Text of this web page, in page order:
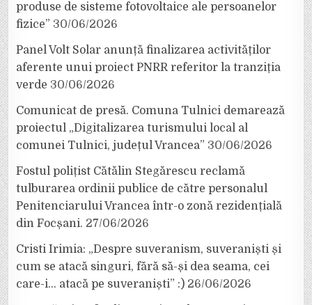
produse de sisteme fotovoltaice ale persoanelor
fizice” 30/06/2026
Panel Volt Solar anunță finalizarea activităților
aferente unui proiect PNRR referitor la tranziția
verde 30/06/2026
Comunicat de presă. Comuna Tulnici demarează
proiectul „Digitalizarea turismului local al
comunei Tulnici, județul Vrancea” 30/06/2026
Fostul polițist Cătălin Stegărescu reclamă
tulburarea ordinii publice de către personalul
Penitenciarului Vrancea într-o zonă rezidențială
din Focșani. 27/06/2026
Cristi Irimia: „Despre suveranism, suveraniști și
cum se atacă singuri, fără să-și dea seama, cei
care-i… atacă pe suveraniști” :) 26/06/2026